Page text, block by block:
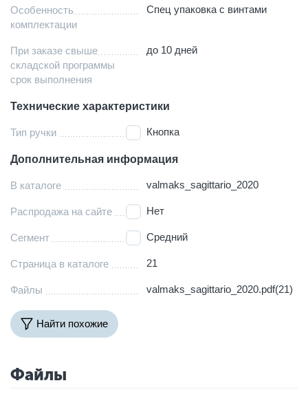
Особенность
комплектации
Спец упаковка с винтами
При заказе свыше
складской программы
срок выполнения
до 10 дней
Технические характеристики
Тип ручки Кнопка
Дополнительная информация
В каталоге valmaks_sagittario_2020
Распродажа на сайте Нет
Сегмент Средний
Страница в каталоге 21
Файлы valmaks_sagittario_2020.pdf(21)
Найти похожие
Файлы